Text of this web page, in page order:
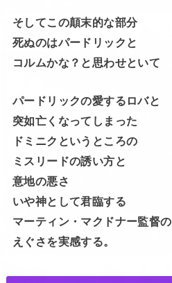
そしてこの顛末的な部分
死ぬのはパードリックと
コルムかな？と思わせといて
パードリックの愛するロバと
突如亡くなってしまった
ドミニクというところの
ミスリードの誘い方と
意地の悪さ
いや神として君臨する
マーティン・マクドナー監督の
えぐさを実感する。